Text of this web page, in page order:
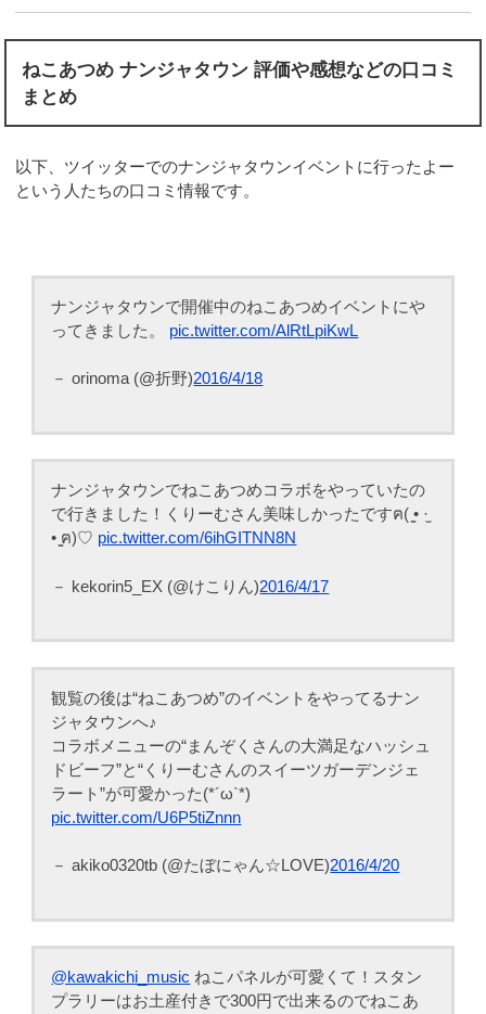
ねこあつめ ナンジャタウン 評価や感想などの口コミ
まとめ
以下、ツイッターでのナンジャタウンイベントに行ったよー
という人たちの口コミ情報です。
ナンジャタウンで開催中のねこあつめイベントにや
ってきました。 pic.twitter.com/AlRtLpiKwL
－ orinoma (@折野)2016/4/18
ナンジャタウンでねこあつめコラボをやっていたの
で行きました！くりーむさん美味しかったですฅ( ̳• ·̫
• ̳ฅ)♡ pic.twitter.com/6ihGITNN8N
－ kekorin5_EX (@けこりん)2016/4/17
観覧の後は“ねこあつめ”のイベントをやってるナン
ジャタウンへ♪
コラボメニューの“まんぞくさんの大満足なハッシュ
ドビーフ”と“くりーむさんのスイーツガーデンジェ
ラート”が可愛かった(*´ω`*)
pic.twitter.com/U6P5tiZnnn
－ akiko0320tb (@たぼにゃん☆LOVE)2016/4/20
@kawakichi_music ねこパネルが可愛くて！スタン
プラリーはお土産付きで300円で出来るのでねこあ